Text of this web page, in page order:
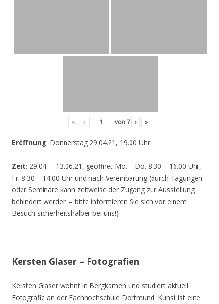
« ‹ von 7 › »
Eröffnung: Donnerstag 29.04.21, 19.00 Uhr
Zeit: 29.04. – 13.06.21, geöffnet Mo. – Do. 8.30 – 16.00 Uhr,
Fr. 8.30 – 14.00 Uhr und nach Vereinbarung (durch Tagungen
oder Seminare kann zeitweise der Zugang zur Ausstellung
behindert werden – bitte informieren Sie sich vor einem
Besuch sicherheitshalber bei uns!)
Kersten Glaser – Fotografien
Kersten Glaser wohnt in Bergkamen und studiert aktuell
Fotografie an der Fachhochschule Dortmund. Kunst ist eine